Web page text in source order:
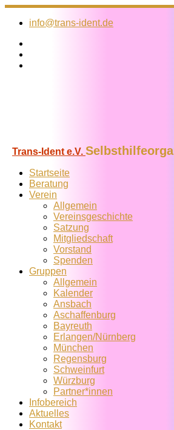
Zum
Inhalt
info@trans-ident.de
Trans-Ident e.V.
Startseite
Beratung
Verein
Allgemein
Vereins­geschichte
Satzung
Mitglied­schaft
Vorstand
Spenden
Gruppen
Allgemein
Kalender
Ansbach
Aschaffenburg
Bayreuth
Erlangen/Nürnberg
München
Regensburg
Schweinfurt
Würzburg
Partner*innen
Infobereich
Aktuelles
Kontakt